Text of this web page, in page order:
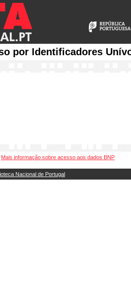
por Identificadores
Mais informação sobre acesso aos dados BNP
Nacional de Portugal